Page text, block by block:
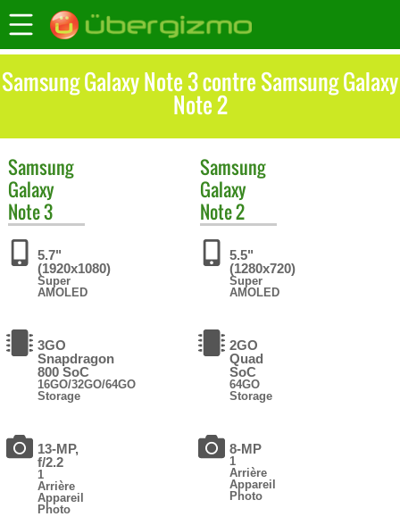
Samsung Galaxy Note 3 contre Samsung Galaxy
Note 2
Samsung
Galaxy
Note 3
5.7"
(1920x1080)
Super
AMOLED
3GO
Snapdragon
800 SoC
16GO/32GO/64GO
Storage
13-MP,
f/2.2
1
Arrière
Appareil
Photo
Samsung
Galaxy
Note 2
5.5"
(1280x720)
Super
AMOLED
2GO
Quad
SoC
64GO
Storage
8-MP
1
Arrière
Appareil
Photo